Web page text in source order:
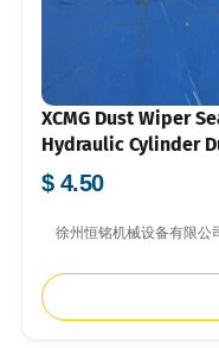
XCMG Dust Wiper
Hydraulic Cylinder
$ 4.50
徐州恒铭机械设备有限公